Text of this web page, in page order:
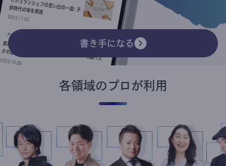
書き手になる
各領域のプロが利用